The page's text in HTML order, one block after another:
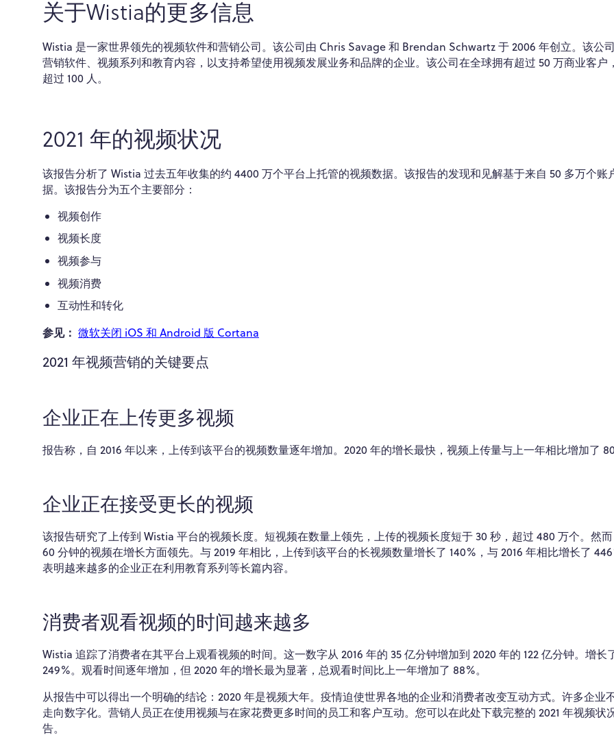
关于Wistia的更多信息
Wistia 是一家世界领先的视频软件和营销公司。该公司由 Chris Savage 和 Brendan Schwartz 于 2006 年创立。该公
营销软件、视频系列和教育内容，以支持希望使用视频发展业务和品牌的企业。该公司在全球拥有超过 50 万商业客户
超过 100 人。
2021 年的视频状况
该报告分析了 Wistia 过去五年收集的约 4400 万个平台上托管的视频数据。该报告的发现和见解基于来自 50 多万个账
据。该报告分为五个主要部分：
视频创作
视频长度
视频参与
视频消费
互动性和转化
参见： 微软关闭 iOS 和 Android 版 Cortana
2021 年视频营销的关键要点
企业正在上传更多视频
报告称，自 2016 年以来，上传到该平台的视频数量逐年增加。2020 年的增长最快，视频上传量与上一年相比增加了
企业正在接受更长的视频
该报告研究了上传到 Wistia 平台的视频长度。短视频在数量上领先，上传的视频长度短于 30 秒，超过 480 万个。然
60 分钟的视频在增长方面领先。与 2019 年相比，上传到该平台的长视频数量增长了 140%，与 2016 年相比增长了
表明越来越多的企业正在利用教育系列等长篇内容。
消费者观看视频的时间越来越多
Wistia 追踪了消费者在其平台上观看视频的时间。这一数字从 2016 年的 35 亿分钟增加到 2020 年的 122 亿分钟。增长
249%。观看时间逐年增加，但 2020 年的增长最为显著，总观看时间比上一年增加了 88%。
从报告中可以得出一个明确的结论：2020 年是视频大年。疫情迫使世界各地的企业和消费者改变互动方式。许多企业
走向数字化。营销人员正在使用视频与在家花费更多时间的员工和客户互动。您可以在此处下载完整的 2021 年视频状
告。